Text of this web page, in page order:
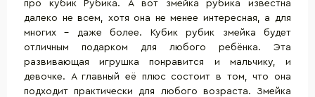
про кубик Рубика. А вот змейка рубика известна
далеко не всем, хотя она не менее интересная, а для
многих – даже более. Кубик рубик змейка будет
отличным подарком для любого ребёнка. Эта
развивающая игрушка понравится и мальчику, и
девочке. А главный её плюс состоит в том, что она
подходит практически для любого возраста. Змейка